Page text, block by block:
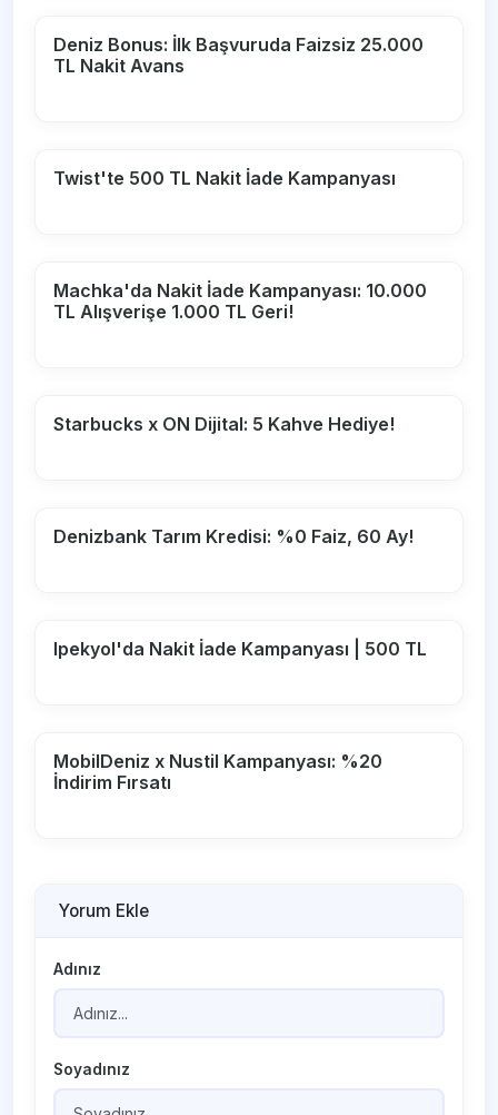
Deniz Bonus: İlk Başvuruda Faizsiz 25.000
TL Nakit Avans
Twist'te 500 TL Nakit İade Kampanyası
Machka'da Nakit İade Kampanyası: 10.000
TL Alışverişe 1.000 TL Geri!
Starbucks x ON Dijital: 5 Kahve Hediye!
Denizbank Tarım Kredisi: %0 Faiz, 60 Ay!
Ipekyol'da Nakit İade Kampanyası | 500 TL
MobilDeniz x Nustil Kampanyası: %20
İndirim Fırsatı
Yorum Ekle
Adınız
Soyadınız